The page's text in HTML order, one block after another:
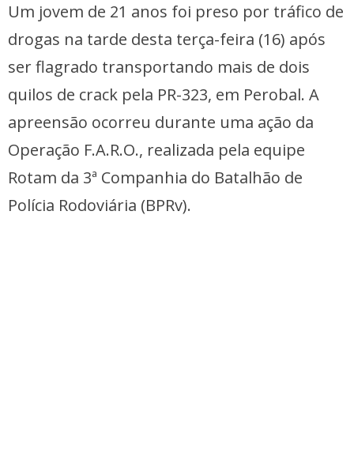
Um jovem de 21 anos foi preso por tráfico de
drogas na tarde desta terça-feira (16) após
ser flagrado transportando mais de dois
quilos de crack pela PR-323, em Perobal. A
apreensão ocorreu durante uma ação da
Operação F.A.R.O., realizada pela equipe
Rotam da 3ª Companhia do Batalhão de
Polícia Rodoviária (BPRv).